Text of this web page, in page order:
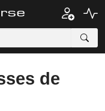
de